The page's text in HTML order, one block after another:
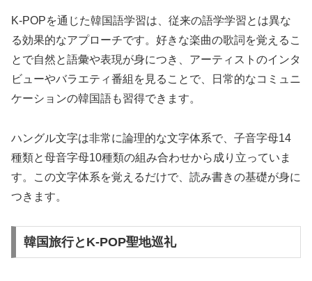
K-POPを通じた韓国語学習は、従来の語学学習とは異な
る効果的なアプローチです。好きな楽曲の歌詞を覚えるこ
とで自然と語彙や表現が身につき、アーティストのインタ
ビューやバラエティ番組を見ることで、日常的なコミュニ
ケーションの韓国語も習得できます。
ハングル文字は非常に論理的な文字体系で、子音字母14
種類と母音字母10種類の組み合わせから成り立っていま
す。この文字体系を覚えるだけで、読み書きの基礎が身に
つきます。
韓国旅行とK-POP聖地巡礼